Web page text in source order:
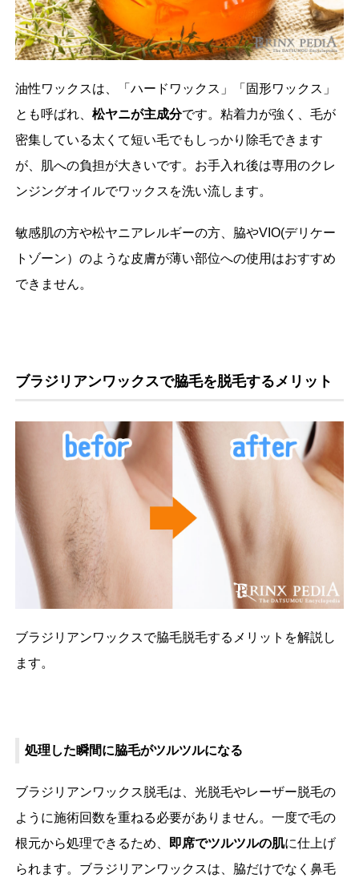
油性ワックスは、「ハードワックス」「固形ワックス」
とも呼ばれ、松ヤニが主成分です。粘着力が強く、毛が
密集している太くて短い毛でもしっかり除毛できます
が、肌への負担が大きいです。お手入れ後は専用のクレ
ンジングオイルでワックスを洗い流します。
敏感肌の方や松ヤニアレルギーの方、脇やVIO(デリケー
トゾーン）のような皮膚が薄い部位への使用はおすすめ
できません。
ブラジリアンワックスで脇毛を脱毛するメリット
ブラジリアンワックスで脇毛脱毛するメリットを解説し
ます。
処理した瞬間に脇毛がツルツルになる
ブラジリアンワックス脱毛は、光脱毛やレーザー脱毛の
ように施術回数を重ねる必要がありません。一度で毛の
根元から処理できるため、
即席でツルツルの肌に仕上げ
られます。ブラジリアンワックスは、脇だけでなく鼻毛